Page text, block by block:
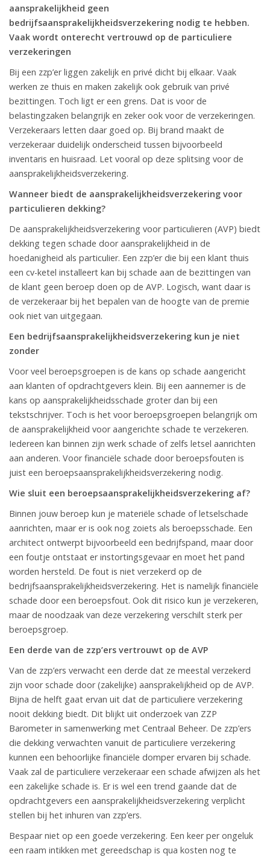
aansprakelijkheid geen
bedrijfsaansprakelijkheidsverzekering nodig te hebben.
Vaak wordt onterecht vertrouwd op de particuliere
verzekeringen
Bij een zzp’er liggen zakelijk en privé dicht bij elkaar. Vaak
werken ze thuis en maken zakelijk ook gebruik van privé
bezittingen. Toch ligt er een grens. Dat is voor de
belastingzaken belangrijk en zeker ook voor de verzekeringen.
Verzekeraars letten daar goed op. Bij brand maakt de
verzekeraar duidelijk onderscheid tussen bijvoorbeeld
inventaris en huisraad. Let vooral op deze splitsing voor de
aansprakelijkheidsverzekering.
Wanneer biedt de aansprakelijkheidsverzekering voor
particulieren dekking?
De aansprakelijkheidsverzekering voor particulieren (AVP) biedt
dekking tegen schade door aansprakelijkheid in de
hoedanigheid als particulier. Een zzp’er die bij een klant thuis
een cv-ketel installeert kan bij schade aan de bezittingen van
de klant geen beroep doen op de AVP. Logisch, want daar is
de verzekeraar bij het bepalen van de hoogte van de premie
ook niet van uitgegaan.
Een bedrijfsaansprakelijkheidsverzekering kun je niet
zonder
Voor veel beroepsgroepen is de kans op schade aangericht
aan klanten of opdrachtgevers klein. Bij een aannemer is de
kans op aansprakelijkheidsschade groter dan bij een
tekstschrijver. Toch is het voor beroepsgroepen belangrijk om
de aansprakelijkheid voor aangerichte schade te verzekeren.
Iedereen kan binnen zijn werk schade of zelfs letsel aanrichten
aan anderen. Voor financiële schade door beroepsfouten is
juist een beroepsaansprakelijkheidsverzekering nodig.
Wie sluit een beroepsaansprakelijkheidsverzekering af?
Binnen jouw beroep kun je materiële schade of letselschade
aanrichten, maar er is ook nog zoiets als beroepsschade. Een
architect ontwerpt bijvoorbeeld een bedrijfspand, maar door
een foutje ontstaat er instortingsgevaar en moet het pand
worden hersteld. De fout is niet verzekerd op de
bedrijfsaansprakelijkheidsverzekering. Het is namelijk financiële
schade door een beroepsfout. Ook dit risico kun je verzekeren,
maar de noodzaak van deze verzekering verschilt sterk per
beroepsgroep.
Een derde van de zzp’ers vertrouwt op de AVP
Van de zzp’ers verwacht een derde dat ze meestal verzekerd
zijn voor schade door (zakelijke) aansprakelijkheid op de AVP.
Bijna de helft gaat ervan uit dat de particuliere verzekering
nooit dekking biedt. Dit blijkt uit onderzoek van ZZP
Barometer in samenwerking met Centraal Beheer. De zzp’ers
die dekking verwachten vanuit de particuliere verzekering
kunnen een behoorlijke financiële domper ervaren bij schade.
Vaak zal de particuliere verzekeraar een schade afwijzen als het
een zakelijke schade is. Er is wel een trend gaande dat de
opdrachtgevers een aansprakelijkheidsverzekering verplicht
stellen bij het inhuren van zzp’ers.
Bespaar niet op een goede verzekering. Een keer per ongeluk
een raam intikken met gereedschap is qua kosten nog te